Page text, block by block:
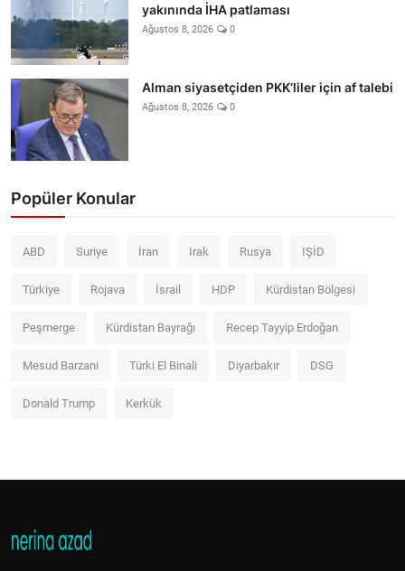
yakınında İHA patlaması
Ağustos 8, 2026 0
Alman siyasetçiden PKK’liler için af talebi
Ağustos 8, 2026 0
Popüler Konular
ABD Suriye İran Irak Rusya IŞİD
Türkiye Rojava İsrail HDP Kürdistan Bölgesi
Peşmerge Kürdistan Bayrağı Recep Tayyip Erdoğan
Mesud Barzani Türki El Binali Diyarbakır DSG
Donald Trump Kerkük